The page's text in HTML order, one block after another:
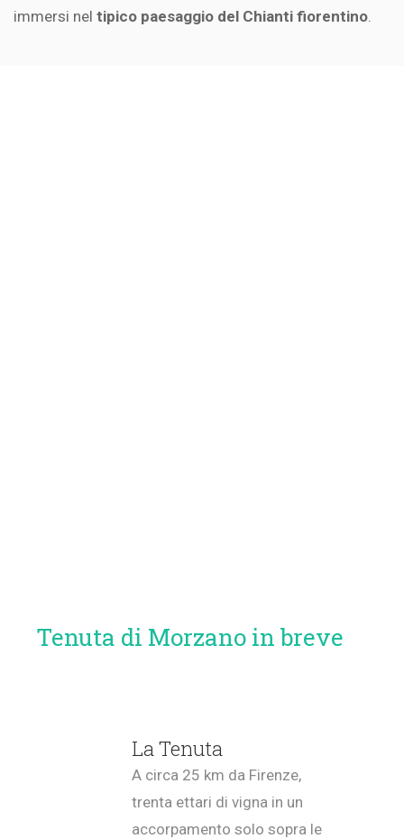
immersi nel tipico paesaggio del Chianti fiorentino.
Tenuta di Morzano in breve
La Tenuta
A circa 25 km da Firenze,
trenta ettari di vigna in un
accorpamento solo sopra le